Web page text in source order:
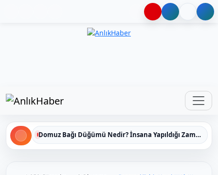
Haberleri keşfet
Domuz Bağı Düğümü Nedir? İnsana Yapıldığı Zaman Yavaş Yavaş Öldüren Ölümcül Düğümün Kan Donduran Gerçekleri